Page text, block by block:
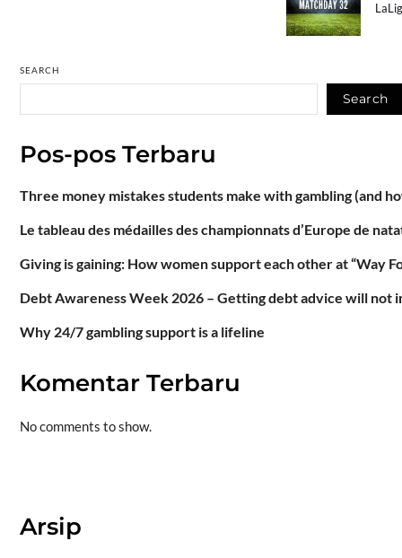
SEARCH
Search
Pos-pos Terbaru
Three money mistakes students make with gambling (and
Le tableau des médailles des championnats d’Europe de
Giving is gaining: How women support each other at “Way
Debt Awareness Week 2026 – Getting debt advice will not
Why 24/7 gambling support is a lifeline
Komentar Terbaru
No comments to show.
Arsip